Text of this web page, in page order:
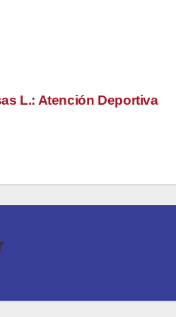
L.: Atención Deportiva